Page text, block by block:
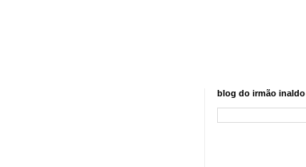
blog do irmão inaldo